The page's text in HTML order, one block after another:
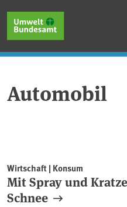
Automobil
Wirtschaft | Konsum
Mit Spray und
Schnee